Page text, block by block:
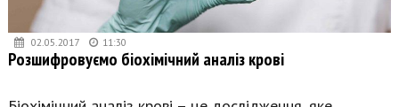
02.05.2017 11:30
Розшифровуємо біохімічний аналіз крові